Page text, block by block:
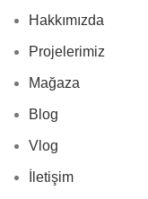
Hakkımızda
Projelerimiz
Mağaza
Blog
Vlog
İletişim